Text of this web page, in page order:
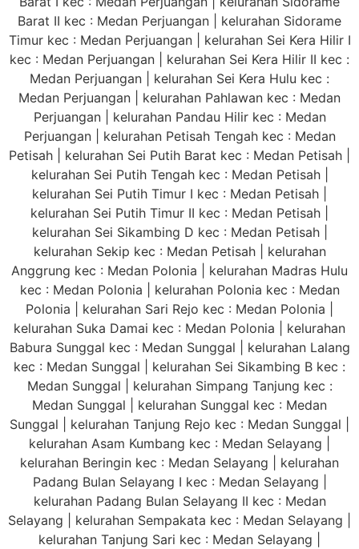
Barat II kec : Medan Perjuangan | kelurahan Sidorame
Timur kec : Medan Perjuangan | kelurahan Sei Kera Hilir I
kec : Medan Perjuangan | kelurahan Sei Kera Hilir II kec :
Medan Perjuangan | kelurahan Sei Kera Hulu kec :
Medan Perjuangan | kelurahan Pahlawan kec : Medan
Perjuangan | kelurahan Pandau Hilir kec : Medan
Perjuangan | kelurahan Petisah Tengah kec : Medan
Petisah | kelurahan Sei Putih Barat kec : Medan Petisah |
kelurahan Sei Putih Tengah kec : Medan Petisah |
kelurahan Sei Putih Timur I kec : Medan Petisah |
kelurahan Sei Putih Timur II kec : Medan Petisah |
kelurahan Sei Sikambing D kec : Medan Petisah |
kelurahan Sekip kec : Medan Petisah | kelurahan
Anggrung kec : Medan Polonia | kelurahan Madras Hulu
kec : Medan Polonia | kelurahan Polonia kec : Medan
Polonia | kelurahan Sari Rejo kec : Medan Polonia |
kelurahan Suka Damai kec : Medan Polonia | kelurahan
Babura Sunggal kec : Medan Sunggal | kelurahan Lalang
kec : Medan Sunggal | kelurahan Sei Sikambing B kec :
Medan Sunggal | kelurahan Simpang Tanjung kec :
Medan Sunggal | kelurahan Sunggal kec : Medan
Sunggal | kelurahan Tanjung Rejo kec : Medan Sunggal |
kelurahan Asam Kumbang kec : Medan Selayang |
kelurahan Beringin kec : Medan Selayang | kelurahan
Padang Bulan Selayang I kec : Medan Selayang |
kelurahan Padang Bulan Selayang II kec : Medan
Selayang | kelurahan Sempakata kec : Medan Selayang |
kelurahan Tanjung Sari kec : Medan Selayang |